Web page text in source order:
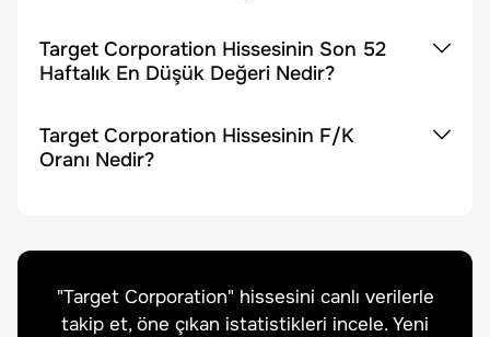
Target Corporation Hissesinin Son 52
Haftalık En Düşük Değeri Nedir?
Target Corporation Hissesinin F/K
Oranı Nedir?
"Target Corporation" hissesini canlı verilerle
takip et, öne çıkan istatistikleri incele. Yeni